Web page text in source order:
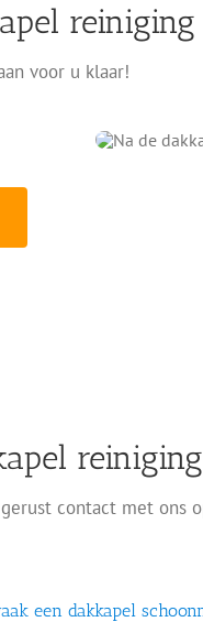
reiniging
voor u klaar!
reiniging
contact met ons
een dakkapel